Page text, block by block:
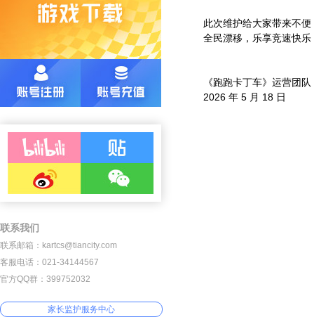
联系我们
联系邮箱：kartcs@tiancity.com
客服电话：021-34144567
官方QQ群：399752032
家长监护服务中心
此次维护给大家带来不
全民漂移，乐享竞速快乐
《跑跑卡丁车》运营团队
2026 年 5 月 18 日